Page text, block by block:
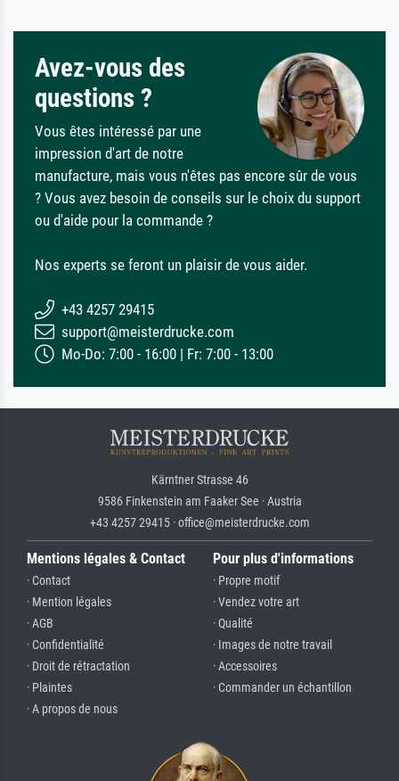
Avez-vous des
questions ?
Vous êtes intéressé par une
impression d'art de notre
manufacture, mais vous n'êtes pas encore sûr de vous
? Vous avez besoin de conseils sur le choix du support
ou d'aide pour la commande ?
Nos experts se feront un plaisir de vous aider.
+43 4257 29415
support@meisterdrucke.com
Mo-Do: 7:00 - 16:00 | Fr: 7:00 - 13:00
Kärntner Strasse 46
9586 Finkenstein am Faaker See · Austria
+43 4257 29415 · office@meisterdrucke.com
Mentions légales & Contact
· Contact
· Mention légales
· AGB
· Confidentialité
· Droit de rétractation
· Plaintes
· A propos de nous
Pour plus d'informations
· Propre motif
· Vendez votre art
· Qualité
· Images de notre travail
· Accessoires
· Commander un échantillon